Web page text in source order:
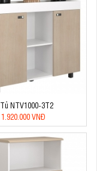
Tủ NTV1000-3T2
1.920.000 VNĐ